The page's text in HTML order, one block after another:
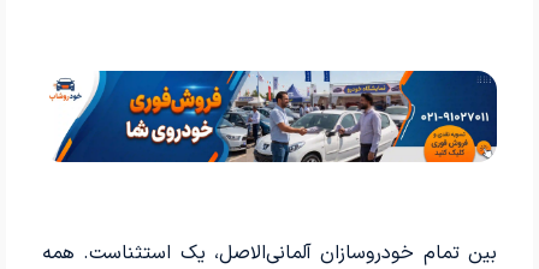
بین تمام خودروسازان آلمانی‌الاصل، یک استثناست. همه